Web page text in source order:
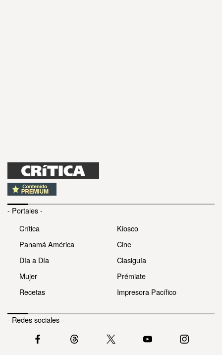
- Portales -
Crítica
Panamá América
Día a Día
Mujer
Recetas
Kiosco
Cine
Clasiguía
Prémiate
Impresora Pacífico
- Redes sociales -